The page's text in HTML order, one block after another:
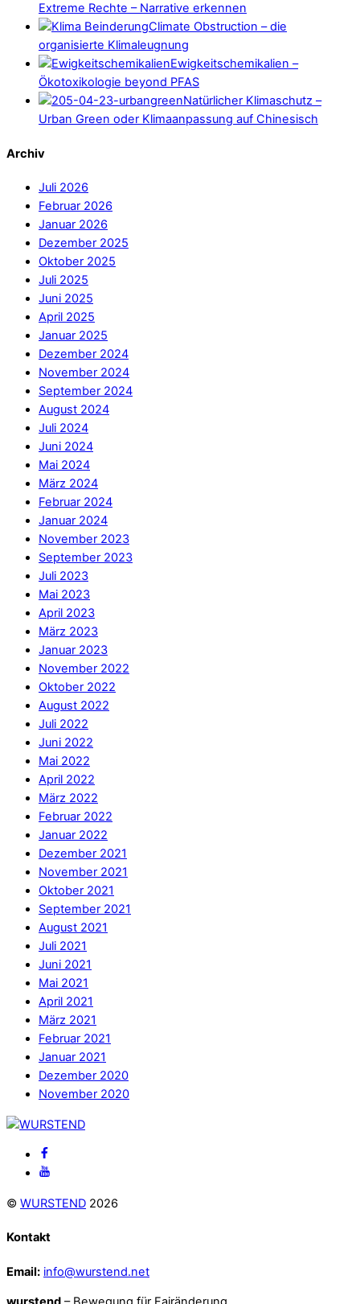
Extreme Rechte – Narrative erkennen
Climate Obstruction – die
organisierte Klimaleugnung
Ewigkeitschemikalien –
Ökotoxikologie beyond PFAS
Natürlicher Klimaschutz –
Urban Green oder Klimaanpassung auf Chinesisch
Archiv
Juli 2026
Februar 2026
Januar 2026
Dezember 2025
Oktober 2025
Juli 2025
Juni 2025
April 2025
Januar 2025
Dezember 2024
November 2024
September 2024
August 2024
Juli 2024
Juni 2024
Mai 2024
März 2024
Februar 2024
Januar 2024
November 2023
September 2023
Juli 2023
Mai 2023
April 2023
März 2023
Januar 2023
November 2022
Oktober 2022
August 2022
Juli 2022
Juni 2022
Mai 2022
April 2022
März 2022
Februar 2022
Januar 2022
Dezember 2021
November 2021
Oktober 2021
September 2021
August 2021
Juli 2021
Juni 2021
Mai 2021
April 2021
März 2021
Februar 2021
Januar 2021
Dezember 2020
November 2020
Back
Top
© WURSTEND 2026
Kontakt
Email: info@wurstend.net